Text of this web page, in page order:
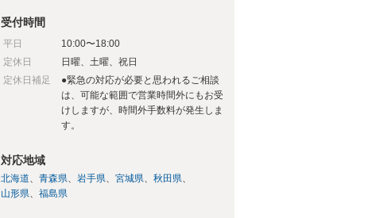
受付時間
平日
10:00〜18:00
定休日
日曜、土曜、祝日
定休日補足
●緊急の対応が必要と思われるご相談
は、可能な範囲で営業時間外にもお受
けしますが、時間外手数料が発生しま
す。
対応地域
北海道 青森県 岩手県 宮城県
秋田県
山形県
福島県